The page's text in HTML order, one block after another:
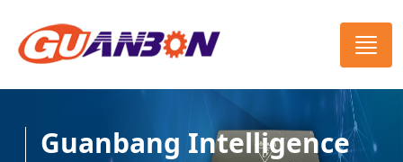
Guanbang Intelligence